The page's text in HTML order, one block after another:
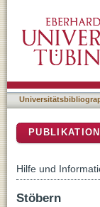
system
Hilfe und
Stöbern